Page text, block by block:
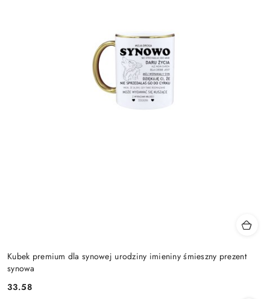
Kubek premium dla synowej urodziny imieniny śmieszny prezent
synowa
Cena:
33.58